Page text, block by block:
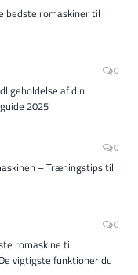
bedste romaskiner til
0
af din
2025
0
– Træningstips til
0
romaskine til
vigtigste funktioner du